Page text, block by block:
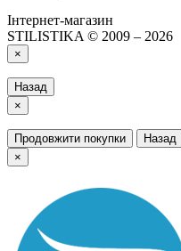
Інтернет-магазин
STILISTIKA © 2009 – 2026
×
Назад
×
Продовжити покупки
Назад
×